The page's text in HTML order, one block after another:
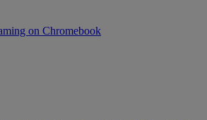
on Chromebook